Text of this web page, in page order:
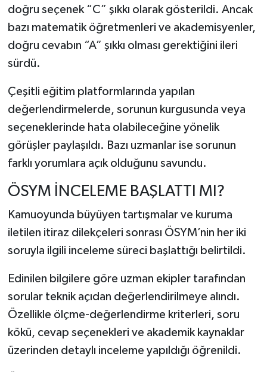
doğru seçenek “C” şıkkı olarak gösterildi. Ancak
bazı matematik öğretmenleri ve akademisyenler,
doğru cevabın “A” şıkkı olması gerektiğini ileri
sürdü.
Çeşitli eğitim platformlarında yapılan
değerlendirmelerde, sorunun kurgusunda veya
seçeneklerinde hata olabileceğine yönelik
görüşler paylaşıldı. Bazı uzmanlar ise sorunun
farklı yorumlara açık olduğunu savundu.
ÖSYM İNCELEME BAŞLATTI MI?
Kamuoyunda büyüyen tartışmalar ve kuruma
iletilen itiraz dilekçeleri sonrası ÖSYM’nin her iki
soruyla ilgili inceleme süreci başlattığı belirtildi.
Edinilen bilgilere göre uzman ekipler tarafından
sorular teknik açıdan değerlendirilmeye alındı.
Özellikle ölçme-değerlendirme kriterleri, soru
kökü, cevap seçenekleri ve akademik kaynaklar
üzerinden detaylı inceleme yapıldığı öğrenildi.